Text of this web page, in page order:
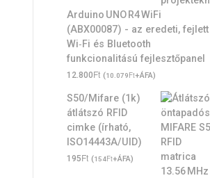
Arduino UNO R4 WiFi
(ABX00087) - az eredeti, fejlett
Wi‑Fi és Bluetooth
funkcionalitású fejlesztőpanel
12.800Ft (10.079Ft+ÁFA)
S50/Mifare (1k)
átlátszó RFID
cimke (írható,
ISO14443A/UID)
195Ft (154Ft+ÁFA)